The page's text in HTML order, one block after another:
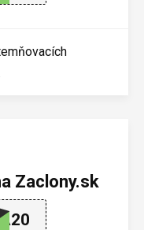
Zaclony.sk